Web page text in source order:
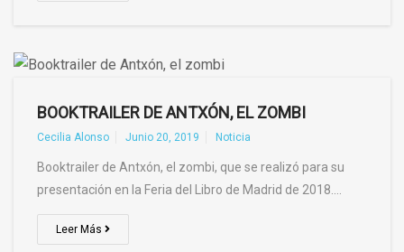
BOOKTRAILER DE ANTXÓN, EL ZOMBI
Cecilia Alonso Junio 20, 2019 Noticia
Booktrailer de Antxón, el zombi, que se realizó para su
presentación en la Feria del Libro de Madrid de 2018.…
Leer Más